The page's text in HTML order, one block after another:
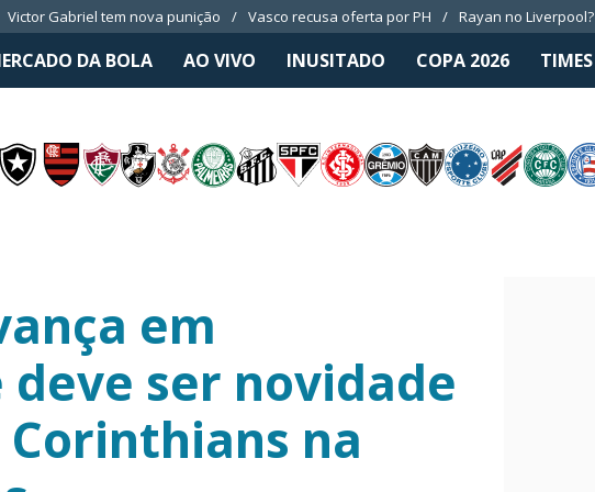
Victor Gabriel tem nova punição Vasco recusa oferta por PH Rayan no Liverpool?
DA BOLA AO VIVO INUSITADO COPA 2026 TIMES
em
ser novidade
na